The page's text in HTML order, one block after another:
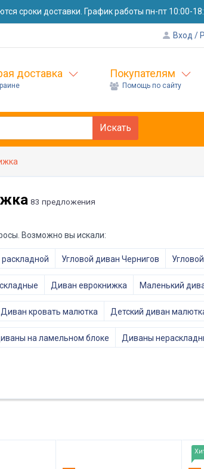
сроки доставки. График работы пн-пт 10:00-
Вход
доставка Покупателям
Помощь по сайту
Искать
83 предложения
Возможно вы искали:
Угловой диван Чернигов
Диван еврокнижка Маленький
Диван кровать малютка Детский диван
на ламельном блоке Диваны